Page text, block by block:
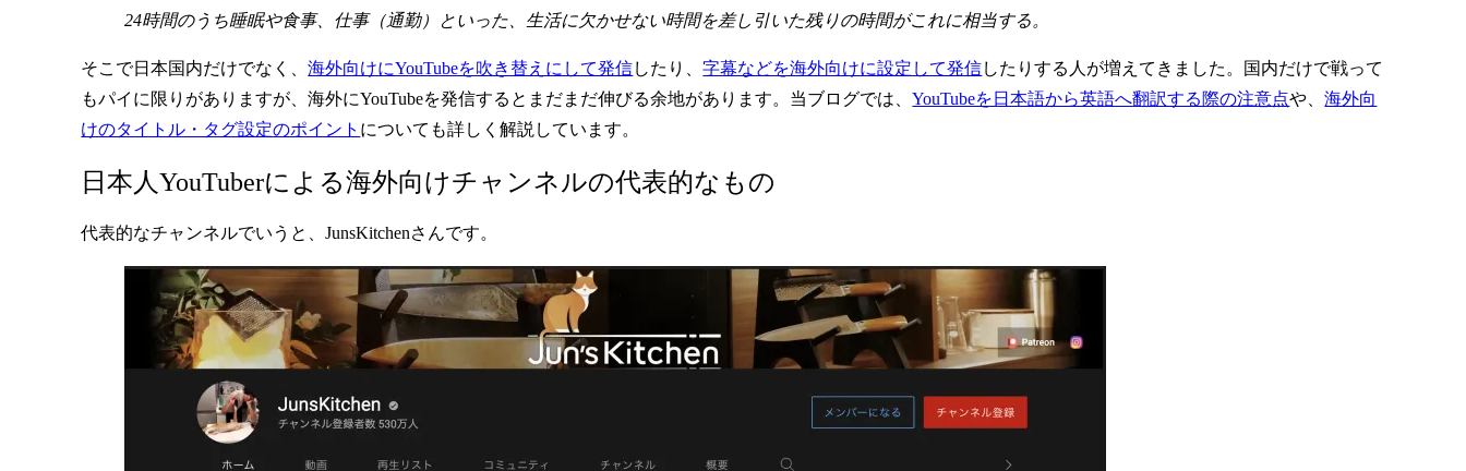
24時間のうち睡眠や食事、仕事（通勤）といった、生活に欠かせない時間を差し引いた残りの時間がこれに相当する。
そこで日本国内だけでなく、海外向けにYouTubeを吹き替えにして発信したり、字幕などを海外向けに設定して発信したりする人が増えてきました。国内だけで戦って
もパイに限りがありますが、海外にYouTubeを発信するとまだまだ伸びる余地があります。当ブログでは、YouTubeを日本語から英語へ翻訳する際の注意点や、海外向
けのタイトル・タグ設定のポイント についても詳しく解説しています。
日本人YouTuberによる海外向けチャンネルの代表的なもの
代表的なチャンネルでいうと、JunsKitchenさんです。